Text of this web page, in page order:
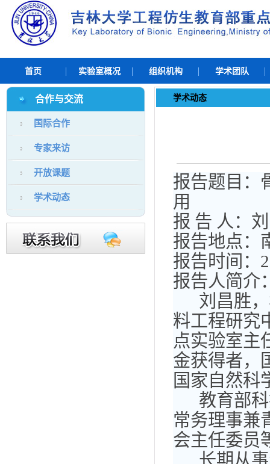
首页 实验室概况 组织机构 学术团队
合作与交流
国际合作
专家来访
开放课题
学术动态
学术动态
报告题目：
用
报 告 人：
报告地点：
报告时间：
报告人简介
刘昌胜
料工程研究
点实验室主
金获得者，
国家自然科
教育部
常务理事兼
会主任委员
长期从